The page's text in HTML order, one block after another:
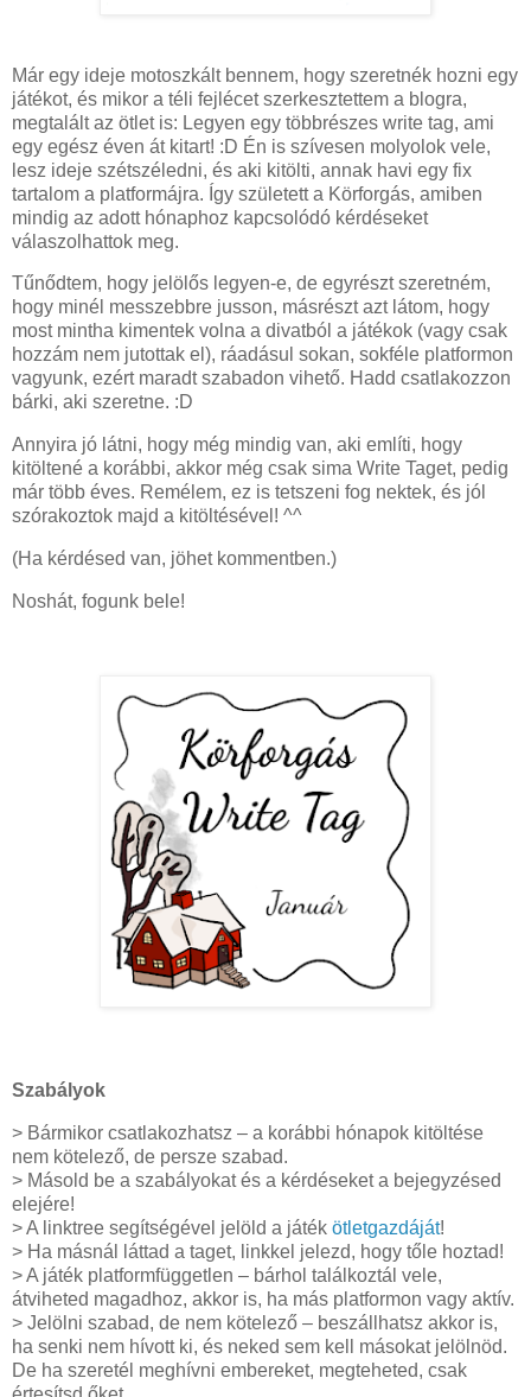
Már egy ideje motoszkált bennem, hogy szeretnék hozni egy
játékot, és mikor a téli fejlécet szerkesztettem a blogra,
megtalált az ötlet is: Legyen egy többrészes write tag, ami
egy egész éven át kitart! :D Én is szívesen molyolok vele,
lesz ideje szétszéledni, és aki kitölti, annak havi egy fix
tartalom a platformájra. Így született a Körforgás, amiben
mindig az adott hónaphoz kapcsolódó kérdéseket
válaszolhattok meg.
Tűnődtem, hogy jelölős legyen-e, de egyrészt szeretném,
hogy minél messzebbre jusson, másrészt azt látom, hogy
most mintha kimentek volna a divatból a játékok (vagy csak
hozzám nem jutottak el), ráadásul sokan, sokféle platformon
vagyunk, ezért maradt szabadon vihető. Hadd csatlakozzon
bárki, aki szeretne. :D
Annyira jó látni, hogy még mindig van, aki említi, hogy
kitöltené a korábbi, akkor még csak sima Write Taget, pedig
már több éves. Remélem, ez is tetszeni fog nektek, és jól
szórakoztok majd a kitöltésével! ^^
(Ha kérdésed van, jöhet kommentben.)
Noshát, fogunk bele!
Szabályok
> Bármikor csatlakozhatsz – a korábbi hónapok kitöltése
nem kötelező, de persze szabad.
> Másold be a szabályokat és a kérdéseket a bejegyzésed
elejére!
> A linktree segítségével jelöld a játék ötletgazdáját!
> Ha másnál láttad a taget, linkkel jelezd, hogy tőle hoztad!
> A játék platformfüggetlen – bárhol találkoztál vele,
átviheted magadhoz, akkor is, ha más platformon vagy aktív.
> Jelölni szabad, de nem kötelező – beszállhatsz akkor is,
ha senki nem hívott ki, és neked sem kell másokat jelölnöd.
De ha szeretél meghívni embereket, megteheted, csak